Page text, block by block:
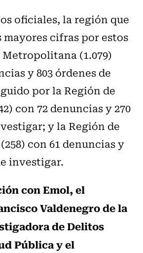
oficiales, la región que
cifras por estos
(1.079)
y 803 órdenes de
por la Región de
con 72 denuncias y 270
y la Región de
con 61 denuncias y
investigar.
con Emol, el
Valdenegro de la
de Delitos
Pública y el